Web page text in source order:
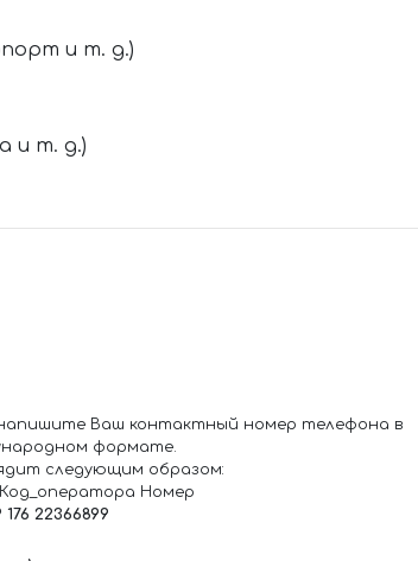
и т. д.)
и т. д.)
Ваш контактный номер телефона в
формате.
следующим образом:
Номер
176 22366899